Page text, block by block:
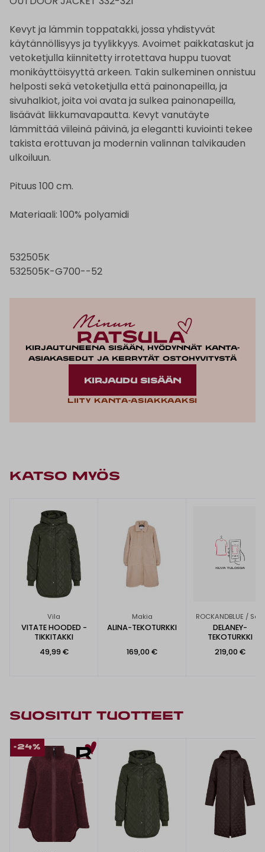
Kevyt ja lämmin toppatakki, jossa yhdistyvät
käytännöllisyys ja tyylikkyys. Avoimet paikkataskut ja
vetoketjulla kiinnitetty irrotettava huppu tuovat
monikäyttöisyyttä arkeen. Takin sulkeminen onnistuu
helposti sekä vetoketjulla että painonapeilla, ja
sivuhalkiot, joita voi avata ja sulkea painonapeilla,
lisäävät liikkumavapautta. Kevyt vanutäyte
lämmittää viileinä päivinä, ja elegantti kuviointi tekee
takista erottuvan ja modernin valinnan talvikauden
ulkoiluun.
Pituus 100 cm.
Materiaali: 100% polyamidi
532505K
532505K-G700--52
Kirjautuneena sisään, hyödynnät kanta-
asiakasedut ja kerrytät ostohyvitystä
KIRJAUDU SISÄÄN
Liity kanta-asiakkaaksi
KATSO MYÖS
Vila
VITATE HOODED -
TIKKITAKKI
49,99 €
Makia
ALINA-TEKOTURKKI
169,00 €
ROCKANDBLUE / Saki
DELANEY-
TEKOTURKKI
219,00 €
SUOSITUT TUOTTEET
-24%